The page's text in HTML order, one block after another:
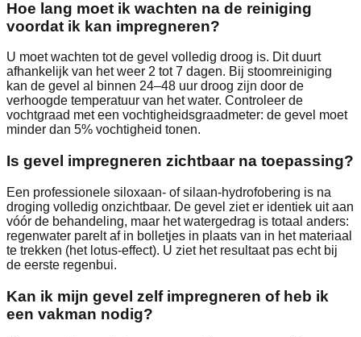
Hoe lang moet ik wachten na de reiniging
voordat ik kan impregneren?
U moet wachten tot de gevel volledig droog is. Dit duurt
afhankelijk van het weer 2 tot 7 dagen. Bij stoomreiniging
kan de gevel al binnen 24–48 uur droog zijn door de
verhoogde temperatuur van het water. Controleer de
vochtgraad met een vochtigheidsgraadmeter: de gevel moet
minder dan 5% vochtigheid tonen.
Is gevel impregneren zichtbaar na toepassing?
Een professionele siloxaan- of silaan-hydrofobering is na
droging volledig onzichtbaar. De gevel ziet er identiek uit aan
vóór de behandeling, maar het watergedrag is totaal anders:
regenwater parelt af in bolletjes in plaats van in het materiaal
te trekken (het lotus-effect). U ziet het resultaat pas echt bij
de eerste regenbui.
Kan ik mijn gevel zelf impregneren of heb ik
een vakman nodig?